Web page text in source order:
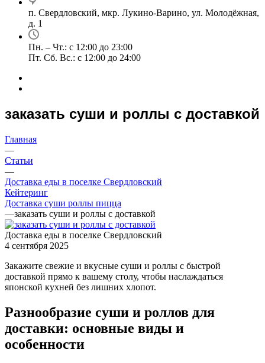
п. Свердловский, мкр. Лукино-Варино, ул. Молодёжная,
д. 1
Пн. – Чт.: с 12:00 до 23:00
Пт. Сб. Вс.: с 12:00 до 24:00
заказать суши и роллы с доставкой
Главная
—
Статьи
—
Доставка еды в поселке Свердловский
Кейтеринг
Доставка суши роллы пицца
—заказать суши и роллы с доставкой
Доставка еды в поселке Свердловский
4 сентября 2025
Закажите свежие и вкусные суши и роллы с быстрой
доставкой прямо к вашему столу, чтобы наслаждаться
японской кухней без лишних хлопот.
Разнообразие суши и роллов для
доставки: основные виды и
особенности